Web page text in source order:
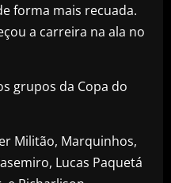
forma mais recuada.
a carreira na ala no
grupos da Copa do
Militão, Marquinhos,
Lucas Paquetá